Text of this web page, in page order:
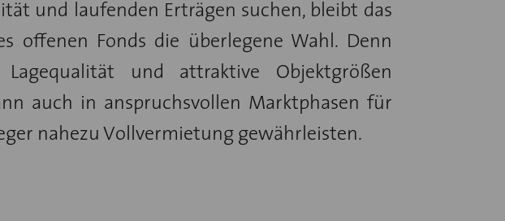
und laufenden Erträgen suchen, bleibt das
offenen Fonds die überlegene Wahl. Denn
und attraktive Objektgrößen
auch in anspruchsvollen Marktphasen für
nahezu Vollvermietung gewährleisten.